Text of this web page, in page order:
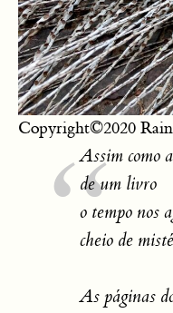
Copyright©2020
Assim como
de um livro
o tempo nos
cheio de
As páginas